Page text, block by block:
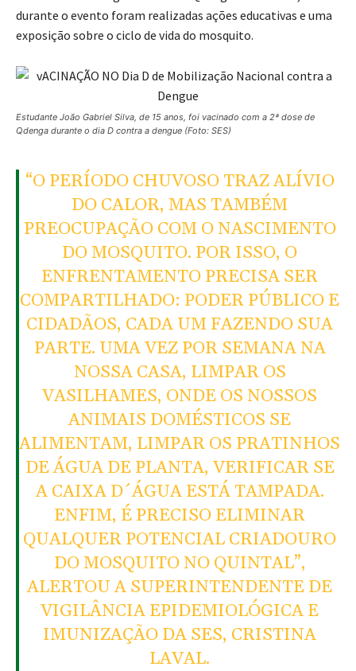
durante o evento foram realizadas ações educativas e uma
exposição sobre o ciclo de vida do mosquito.
Estudante João Gabriel Silva, de 15 anos, foi vacinado com a 2ª dose de
Qdenga durante o dia D contra a dengue (Foto: SES)
“O PERÍODO CHUVOSO TRAZ ALÍVIO
DO CALOR, MAS TAMBÉM
PREOCUPAÇÃO COM O NASCIMENTO
DO MOSQUITO. POR ISSO, O
ENFRENTAMENTO PRECISA SER
COMPARTILHADO: PODER PÚBLICO E
CIDADÃOS, CADA UM FAZENDO SUA
PARTE. UMA VEZ POR SEMANA NA
NOSSA CASA, LIMPAR OS
VASILHAMES, ONDE OS NOSSOS
ANIMAIS DOMÉSTICOS SE
ALIMENTAM, LIMPAR OS PRATINHOS
DE ÁGUA DE PLANTA, VERIFICAR SE
A CAIXA D´ÁGUA ESTÁ TAMPADA.
ENFIM, É PRECISO ELIMINAR
QUALQUER POTENCIAL CRIADOURO
DO MOSQUITO NO QUINTAL”,
ALERTOU A SUPERINTENDENTE DE
VIGILÂNCIA EPIDEMIOLÓGICA E
IMUNIZAÇÃO DA SES, CRISTINA
LAVAL.